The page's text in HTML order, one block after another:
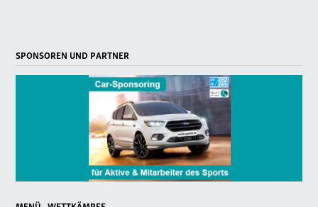
SPONSOREN UND PARTNER